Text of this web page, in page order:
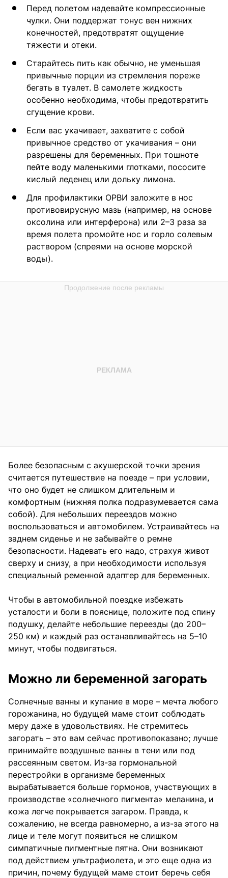
Перед полетом надевайте компрессионные
чулки. Они поддержат тонус вен нижних
конечностей, предотвратят ощущение
тяжести и отеки.
Старайтесь пить как обычно, не уменьшая
привычные порции из стремления пореже
бегать в туалет. В самолете жидкость
особенно необходима, чтобы предотвратить
сгущение крови.
Если вас укачивает, захватите с собой
привычное средство от укачивания – они
разрешены для беременных. При тошноте
пейте воду маленькими глотками, пососите
кислый леденец или дольку лимона.
Для профилактики ОРВИ заложите в нос
противовирусную мазь (например, на основе
оксолина или интерферона) или 2–3 раза за
время полета промойте нос и горло солевым
раствором (спреями на основе морской
воды).
Более безопасным с акушерской точки зрения
считается путешествие на поезде – при условии,
что оно будет не слишком длительным и
комфортным (нижняя полка подразумевается сама
собой). Для небольших переездов можно
воспользоваться и автомобилем. Устраивайтесь на
заднем сиденье и не забывайте о ремне
безопасности. Надевать его надо, страхуя живот
сверху и снизу, а при необходимости используя
специальный ременной адаптер для беременных.
Чтобы в автомобильной поездке избежать
усталости и боли в пояснице, положите под спину
подушку, делайте небольшие переезды (до 200–
250 км) и каждый раз останавливайтесь на 5–10
минут, чтобы подвигаться.
Можно ли беременной загорать
Солнечные ванны и купание в море – мечта любого
горожанина, но будущей маме стоит соблюдать
меру даже в удовольствиях. Не стремитесь
загорать – это вам сейчас противопоказано; лучше
принимайте воздушные ванны в тени или под
рассеянным светом. Из-за гормональной
перестройки в организме беременных
вырабатывается больше гормонов, участвующих в
производстве «солнечного пигмента» меланина, и
кожа легче покрывается загаром. Правда, к
сожалению, не всегда равномерно, а из-за этого на
лице и теле могут появиться не слишком
симпатичные пигментные пятна. Они возникают
под действием ультрафиолета, и это еще одна из
причин, почему будущей маме стоит беречь себя